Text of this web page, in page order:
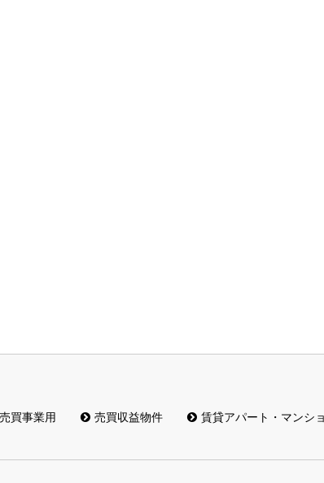
売買事業用 売買収益物件 賃貸アパート・マンシ